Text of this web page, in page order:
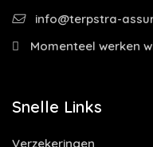
info@terpstra-
Momenteel werken
Snelle Links
Verzekeringen